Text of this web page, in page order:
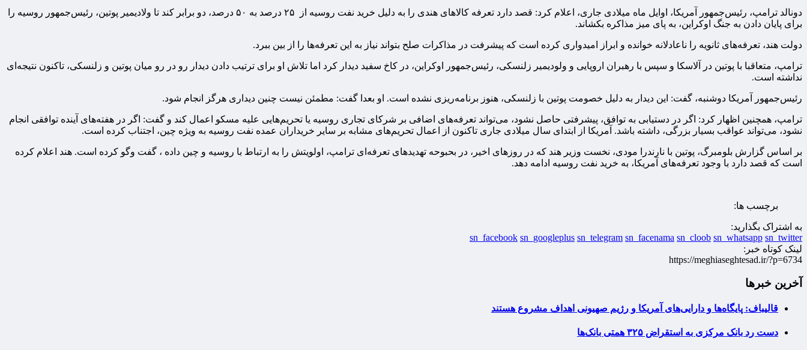
دونالد ترامپ، رئیس‌جمهور آمریکا، اوایل ماه میلادی جاری، اعلام کرد: قصد دارد تعرفه کالاهای هندی را به دلیل خرید نفت روسیه از ۲۵ درصد به ۵۰ درصد، دو برابر کند تا ولادیمیر پوتین، رئیس‌جمهور روسیه را
برای پایان دادن به جنگ اوکراین، به پای میز مذاکره بکشاند.
دولت هند، تعرفه‌های ثانویه را ناعادلانه خوانده و ابراز امیدواری کرده است که پیشرفت در مذاکرات صلح بتواند نیاز به این تعرفه‌ها را از بین ببرد.
ترامپ، متعاقبا با پوتین در آلاسکا و سپس با رهبران اروپایی و ولودیمیر زلنسکی، رئیس‌جمهور اوکراین، در کاخ سفید دیدار کرد اما تلاش او برای ترتیب دادن دیدار رو در رو میان پوتین و زلنسکی، تاکنون نتیجه‌ای
نداشته است.
رئیس‌جمهور آمریکا دوشنبه، گفت: این دیدار به دلیل خصومت پوتین با زلنسکی، هنوز برنامه‌ریزی نشده است. او بعدا گفت: مطمئن نیست چنین دیداری هرگز انجام شود.
ترامپ، همچنین اظهار کرد: اگر در دستیابی به توافق، پیشرفتی حاصل نشود، می‌تواند تعرفه‌های اضافی بر شرکای تجاری روسیه یا تحریم‌هایی علیه مسکو اعمال کند و گفت: اگر در هفته‌های آینده توافقی انجام
نشود، می‌تواند عواقب بسیار بزرگی، داشته باشد. آمریکا از ابتدای سال میلادی جاری تاکنون از اعمال تحریم‌های مشابه بر سایر خریداران عمده نفت روسیه به ویژه چین، اجتناب کرده است.
بر اساس گزارش بلومبرگ، پوتین با نارندرا مودی، نخست وزیر هند که در روزهای اخیر، در بحبوحه تهدیدهای تعرفه‌ای ترامپ، اولویتش را به ارتباط با روسیه و چین داده ، گفت وگو کرده است. هند اعلام کرده
است که قصد دارد با وجود تعرفه‌های آمریکا، به خرید نفت روسیه ادامه دهد.
برچسب ها:
به اشتراک بگذارید:
sn_facebook sn_googleplus sn_telegram sn_facenama sn_cloob sn_whatsapp sn_twitter
لینک کوتاه خبر:
https://meghiaseghtesad.ir/?p=6734
آخرین خبرها
قالیباف: پایگاه‌ها و دارایی‌های آمریکا و رژیم صهیونی اهداف مشروع هستند
دست رد بانک مرکزی به استقراض ۳۲۵ همتی بانک‌ها